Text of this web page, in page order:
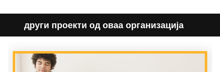
други проекти од оваа организација